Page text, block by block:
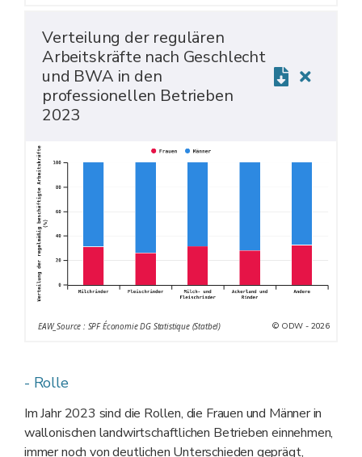
Verteilung der regulären
Arbeitskräfte nach Geschlecht
und BWA in den
professionellen Betrieben
2023
EAW_Source : SPF Économie DG Statistique (Statbel) © ODW - 2026
- Rolle
Im Jahr 2023 sind die Rollen, die Frauen und Männer in
wallonischen landwirtschaftlichen Betrieben einnehmen,
immer noch von deutlichen Unterschieden geprägt,